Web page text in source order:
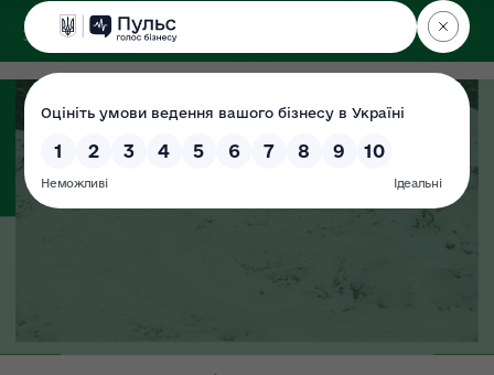
ДЕРЖЕКОІНСПЕКЦІЯ
Поліського округу